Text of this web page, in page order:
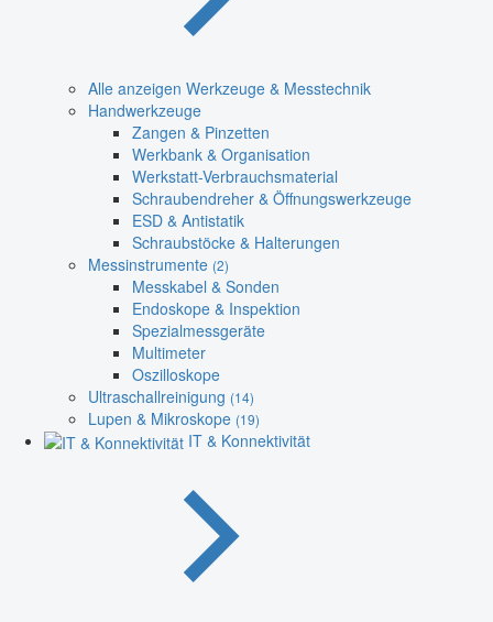
Alle anzeigen Werkzeuge & Messtechnik
Handwerkzeuge
Zangen & Pinzetten
Werkbank & Organisation
Werkstatt-Verbrauchsmaterial
Schraubendreher & Öffnungswerkzeuge
ESD & Antistatik
Schraubstöcke & Halterungen
Messinstrumente (2)
Messkabel & Sonden
Endoskope & Inspektion
Spezialmessgeräte
Multimeter
Oszilloskope
Ultraschallreinigung (14)
Lupen & Mikroskope (19)
IT & Konnektivität